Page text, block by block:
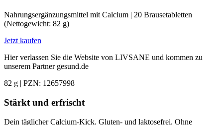
Nahrungsergänzungsmittel mit Calcium | 20 Brausetabletten
(Nettogewicht: 82 g)
Jetzt kaufen
Hier verlassen Sie die Website von LIVSANE und kommen zu
unserem Partner gesund.de
82 g | PZN: 12657998
Stärkt und erfrischt
Dein täglicher Calcium-Kick. Gluten- und laktosefrei. Ohne